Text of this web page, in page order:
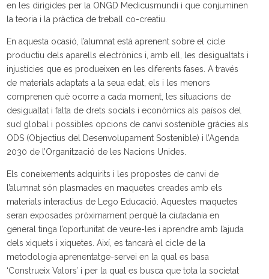
en les dirigides per la ONGD Medicusmundi i que conjuminen
la teoria i la pràctica de treball co-creatiu.
En aquesta ocasió, l’alumnat està aprenent sobre el cicle
productiu dels aparells electrònics i, amb ell, les desigualtats i
injustícies que es produeixen en les diferents fases. A través
de materials adaptats a la seua edat, els i les menors
comprenen què ocorre a cada moment, les situacions de
desigualtat i falta de drets socials i econòmics als països del
sud global i possibles opcions de canvi sostenible gràcies als
ODS (Objectius del Desenvolupament Sostenible) i l’Agenda
2030 de l’Organització de les Nacions Unides.
Els coneixements adquirits i les propostes de canvi de
l’alumnat són plasmades en maquetes creades amb els
materials interactius de Lego Educació. Aquestes maquetes
seran exposades pròximament perquè la ciutadania en
general tinga l’oportunitat de veure-les i aprendre amb l’ajuda
dels xiquets i xiquetes. Així, es tancarà el cicle de la
metodologia aprenentatge-servei en la qual es basa
‘Construeix Valors’ i per la qual es busca que tota la societat